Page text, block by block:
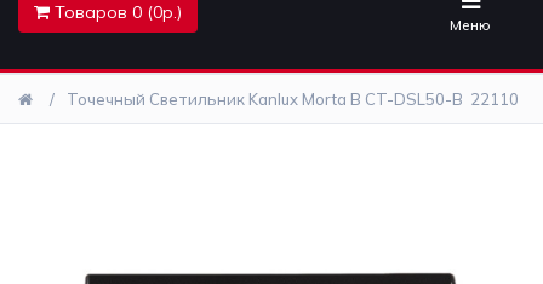
Товаров 0 (0р.)
Меню
Лайтбоксы
Точечный Светильник Kanlux Morta B CT-DSL50-B 22110